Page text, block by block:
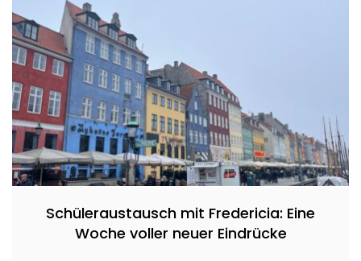
Schüleraustausch mit Fredericia: Eine
Woche voller neuer Eindrücke